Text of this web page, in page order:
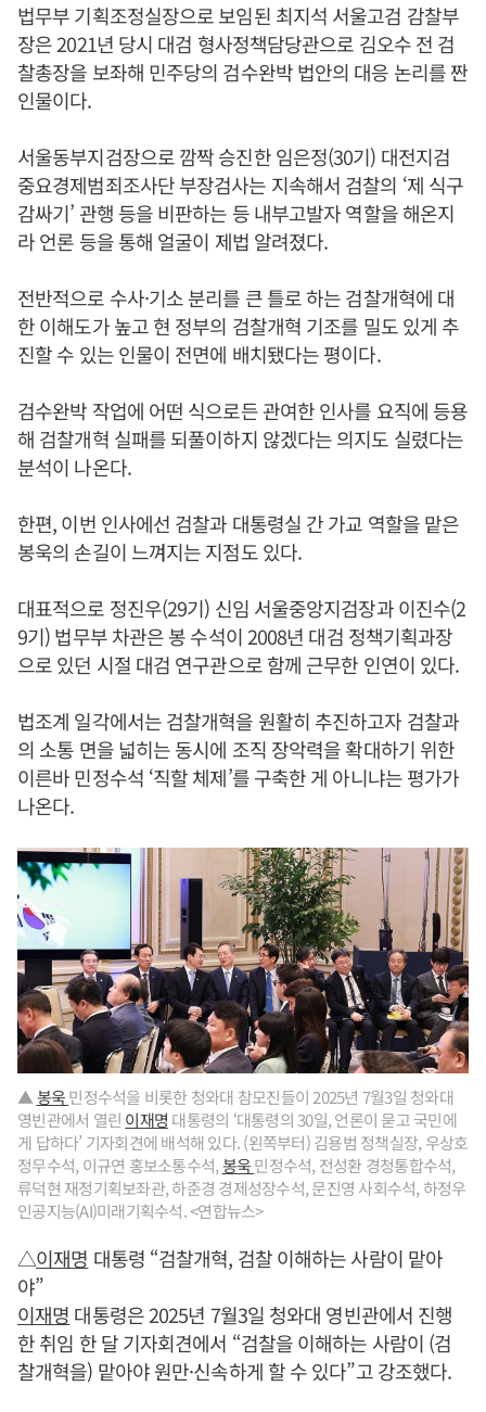
법무부 기획조정실장으로 보임된 최지석 서울고검 감찰부
장은 2021년 당시 대검 형사정책담당관으로 김오수 전 검
찰총장을 보좌해 민주당의 검수완박 법안의 대응 논리를 짠
인물이다.
서울동부지검장으로 깜짝 승진한 임은정(30기) 대전지검
중요경제범죄조사단 부장검사는 지속해서 검찰의 ‘제 식구
감싸기’ 관행 등을 비판하는 등 내부고발자 역할을 해온지
라 언론 등을 통해 얼굴이 제법 알려졌다.
전반적으로 수사·기소 분리를 큰 틀로 하는 검찰개혁에 대
한 이해도가 높고 현 정부의 검찰개혁 기조를 밀도 있게 추
진할 수 있는 인물이 전면에 배치됐다는 평이다.
검수완박 작업에 어떤 식으로든 관여한 인사를 요직에 등용
해 검찰개혁 실패를 되풀이하지 않겠다는 의지도 실렸다는
분석이 나온다.
한편, 이번 인사에선 검찰과 대통령실 간 가교 역할을 맡은
봉욱의 손길이 느껴지는 지점도 있다.
대표적으로 정진우(29기) 신임 서울중앙지검장과 이진수(2
9기) 법무부 차관은 봉 수석이 2008년 대검 정책기획과장
으로 있던 시절 대검 연구관으로 함께 근무한 인연이 있다.
법조계 일각에서는 검찰개혁을 원활히 추진하고자 검찰과
의 소통 면을 넓히는 동시에 조직 장악력을 확대하기 위한
이른바 민정수석 ‘직할 체제’를 구축한 게 아니냐는 평가가
나온다.
▲봉욱민정수석을 비롯한 청와대 참모진들이 2025년 7월3일 청와대
영빈관에서 열린 이재명 대통령의 ‘대통령의 30일, 언론이 묻고 국민에
게 답하다’ 기자회견에 배석해 있다. (왼쪽부터) 김용범 정책실장, 우상호
정무수석, 이규연 홍보소통수석,봉욱민정수석, 전성환 경청통합수석,
류덕현 재정기획보좌관, 하준경 경제성장수석, 문진영 사회수석, 하정우
인공지능(AI)미래기획수석. <연합뉴스>
△이재명 대통령 “검찰개혁, 검찰 이해하는 사람이 맡아
야”
이재명 대통령은 2025년 7월3일 청와대 영빈관에서 진행
한 취임 한 달 기자회견에서 “검찰을 이해하는 사람이 (검
찰개혁을) 맡아야 원만·신속하게 할 수 있다”고 강조했다.